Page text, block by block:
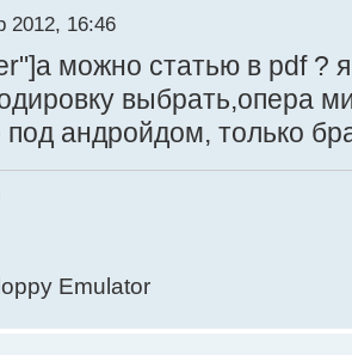
2012, 16:46
можно статью в pdf ? я
выбрать,опера
под андройдом, только
Emulator